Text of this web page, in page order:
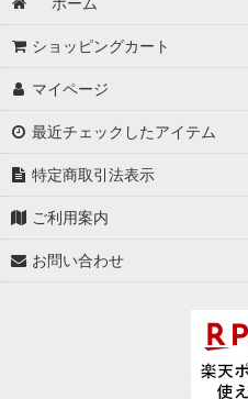
ショッピングカート
マイページ
最近チェックしたアイテム
特定商取引法表示
ご利用案内
お問い合わせ